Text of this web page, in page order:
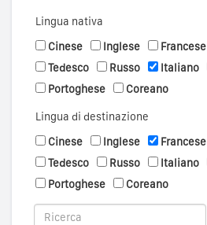
Lingua nativa
Cinese
Inglese Francese
Tedesco
Russo Italiano
Portoghese
Coreano
Lingua di destinazione
Cinese
Inglese Francese
Tedesco
Russo Italiano
Portoghese
Coreano